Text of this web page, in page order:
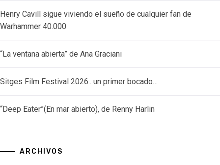
Henry Cavill sigue viviendo el sueño de cualquier fan de
Warhammer 40.000
“La ventana abierta” de Ana Graciani
Sitges Film Festival 2026.. un primer bocado…
“Deep Eater”(En mar abierto), de Renny Harlin
ARCHIVOS